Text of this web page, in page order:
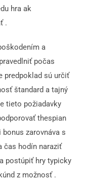
hra ak
.
a
počas
predpoklad sú určiť
štandard a tajný
tieto požiadavky
thespian
zarovnáva s
čas hodín naraziť
postúpiť hry typicky
z možnosť .